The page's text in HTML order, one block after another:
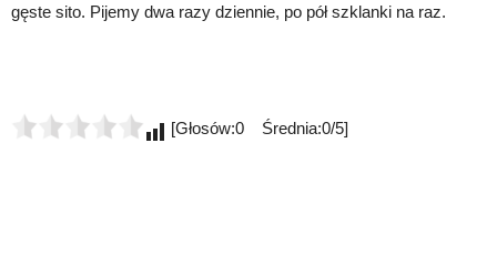
gęste sito. Pijemy dwa razy dziennie, po pół szklanki na raz.
[Głosów:0 Średnia:0/5]